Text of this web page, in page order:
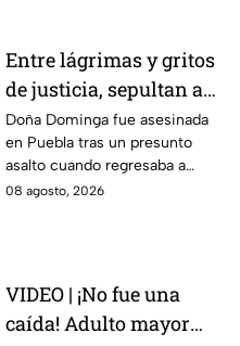
Entre lágrimas y gritos
de justicia, sepultan a
doña Dominga, la
abuelita asesinada tras
asalto en Amozoc,
Puebla
Doña Dominga fue asesinada
en Puebla tras un presunto
asalto cuando regresaba a
casa; familiares y amigos la
08 agosto, 2026
VIDEO | ¡No fue una
caída! Adulto mayor